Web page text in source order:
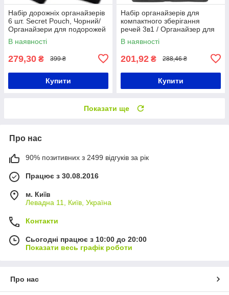
Набір дорожніх органайзерів
6 шт. Secret Pouch, Чорний/
Органайзери для подорожей
В наявності
279,30 ₴ 399 ₴
Купити
Набір органайзерів для
компактного зберігання
речей 3в1 / Органайзер для
білизни та шкарпеток у шафу
В наявності
201,92 ₴ 288,46 ₴
Купити
Показати ще
Про нас
90% позитивних з 2499 відгуків за рік
Працює з 30.08.2016
м. Київ
Левадна 11, Київ, Україна
Контакти
Сьогодні працює з 10:00 до 20:00
Показати весь графік роботи
Про нас